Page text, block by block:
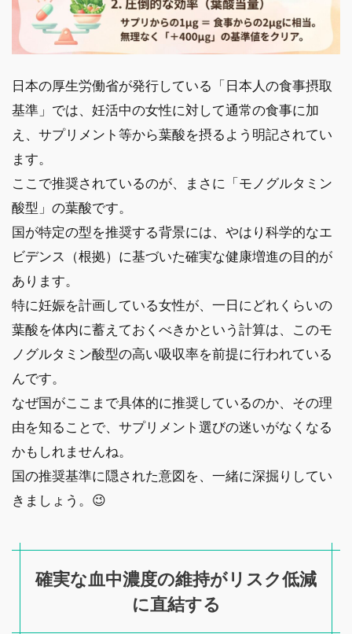
日本の厚生労働省が発行している「日本人の食事摂取
基準」では、妊活中の女性に対して通常の食事に加
え、サプリメント等から葉酸を摂るよう明記されてい
ます。
ここで推奨されているのが、まさに「モノグルタミン
酸型」の葉酸です。
国が特定の型を推奨する背景には、やはり科学的なエ
ビデンス（根拠）に基づいた確実な健康増進の目的が
あります。
特に妊娠を計画している女性が、一日にどれくらいの
葉酸を体内に蓄えておくべきかという計算は、このモ
ノグルタミン酸型の高い吸収率を前提に行われている
んです。
なぜ国がここまで具体的に推奨しているのか、その理
由を知ることで、サプリメント選びの迷いがなくなる
かもしれませんね。
国の推奨基準に隠された意図を、一緒に深掘りしてい
きましょう。😉
確実な血中濃度の維持がリスク低減
に直結する